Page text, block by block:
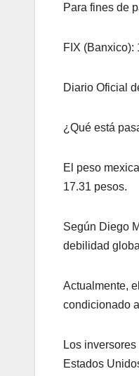
Para fines de
FIX (Banxico):
Diario Oficial
¿Qué está
El peso
17.31 pesos.
Según Diego
debilidad
Actualmente,
condicionado
Los
Estados